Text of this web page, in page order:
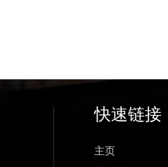
快速链接
主页